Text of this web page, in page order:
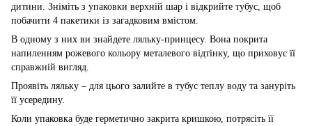
дитини. Зніміть з упаковки верхній шар і відкрийте тубус, щоб
побачити 4 пакетики із загадковим вмістом.
В одному з них ви знайдете ляльку-принцесу. Вона покрита
напиленням рожевого кольору металевого відтінку, що приховує її
справжній вигляд.
Проявіть ляльку – для цього залийте в тубус теплу воду та зануріть
її усередину.
Коли упаковка буде герметично закрита кришкою, потрясіть її